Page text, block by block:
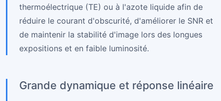
thermoélectrique (TE) ou à l'azote liquide afin de
réduire le courant d'obscurité, d'améliorer le SNR et
de maintenir la stabilité d'image lors des longues
expositions et en faible luminosité.
Grande dynamique et réponse linéaire